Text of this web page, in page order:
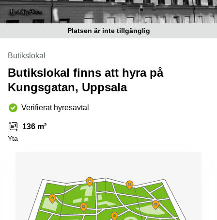
Platsen är inte tillgänglig
Butikslokal
Butikslokal finns att hyra på
Kungsgatan, Uppsala
Verifierat hyresavtal
136 m²
Yta